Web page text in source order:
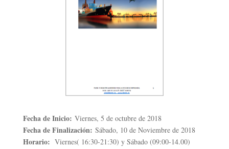
Fecha de Inicio: Viernes, 5 de octubre de 2018
Fecha de Finalización: Sábado, 10 de Noviembre de 2018
Horario: Viernes( 16:30-21:30) y Sábado (09:00-14.00)